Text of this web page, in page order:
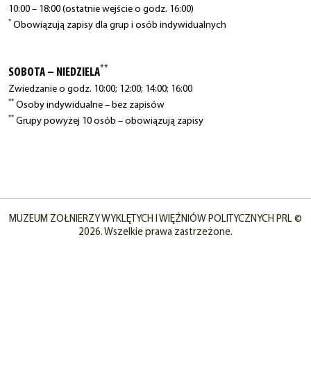
10:00 – 18:00 (ostatnie wejście o godz. 16:00)
* Obowiązują zapisy dla grup i osób indywidualnych
SOBOTA – NIEDZIELA**
Zwiedzanie o godz. 10:00; 12:00; 14:00; 16:00
** Osoby indywidualne – bez zapisów
** Grupy powyżej 10 osób – obowiązują zapisy
MUZEUM ŻOŁNIERZY WYKLĘTYCH I WIĘŹNIÓW POLITYCZNYCH PRL ©
2026. Wszelkie prawa zastrzeżone.